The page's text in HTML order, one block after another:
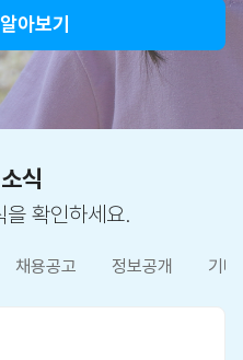
아보기
식
을 확인하세요.
채용공고 정보공개 기타